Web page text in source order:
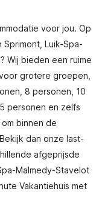
voor jou. Op
Sprimont, Luik-Spa-
Wij bieden een ruime
grotere groepen,
8 personen, 10
personen en zelfs
binnen de
dan onze last-
afgeprijsde
Malmedy-Stavelot
Vakantiehuis met